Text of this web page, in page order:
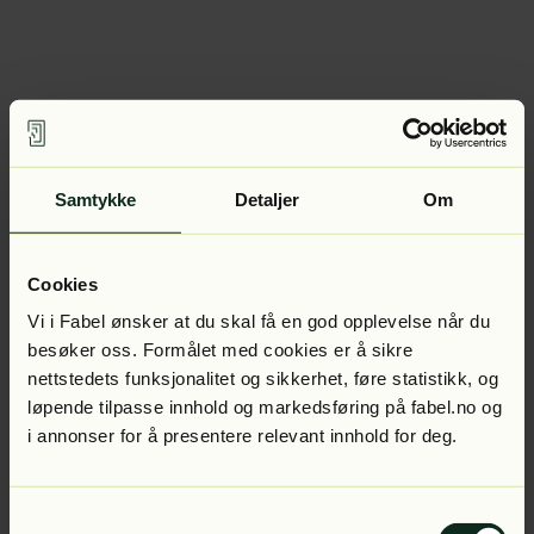
Samtykke Detaljer Om
Cookies
Vi i Fabel ønsker at du skal få en god opplevelse når du
besøker oss. Formålet med cookies er å sikre
nettstedets funksjonalitet og sikkerhet, føre statistikk, og
løpende tilpasse innhold og markedsføring på fabel.no og
i annonser for å presentere relevant innhold for deg.